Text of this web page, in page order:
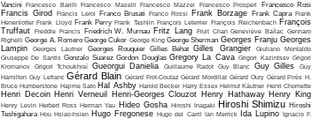
Vancini Francesco Barilli Francesco Maselli Francesco Mazzei Francesco Prosperi Francesco Rosi
Francis Girod Francis Leroi Franco Brusati Franco Rossi Frank Borzage Frank Capra Frank
Henenlotter Frank Lloyd Frank Perry Frank Tashlin François Leterrier François Reichenbach François
Truffaut Freddie Francis Friedrich W. Murnau Fritz Lang Fruit Chan Geneviève Baïlac Gennaro
Righelli George A. Romero George Cukor George King George Sherman Georges Franju Georges
Lampin
Georges Lautner Georges Rouquier Gilles Béhat Gilles Grangier
Giuliano Montaldo
Giuseppe De Santis Gonzalo Suarez Gordon Douglas Gregory La Cava Grigori Kazintsev Grigori
Kromanov Grigori Tchoukhraï Gueorgui Danielia Guillaume Radot Guy Blanc Guy Gilles
Guy
Hamilton Guy Lefranc Gérard Blain Gérard Frot-Coutaz Gérard Mordillat Gérard Oury Gérard Pirès H.
Bruce Humberstone Hajime Sato Hal Ashby Harold Becker Harry Essex Helmut Käutner Henri Chomette
Henri Decoin Henri Verneuil Henri-Georges Clouzot Henry Hathaway Henry King
Henry Levin Herbert Ross Herman Yau Hideo Gosha Hiroshi Inagaki Hiroshi Shimizu Hiroshi
Teshigahara Hou Hsiao-hsien Hugo Fregonese Hugo del Carril Ian Merrick Ida Lupino Ignacio F.